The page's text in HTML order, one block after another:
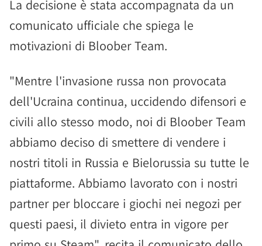
La decisione è stata accompagnata da un
comunicato ufficiale che spiega le
motivazioni di Bloober Team.
"Mentre l'invasione russa non provocata
dell'Ucraina continua, uccidendo difensori e
civili allo stesso modo, noi di Bloober Team
abbiamo deciso di smettere di vendere i
nostri titoli in Russia e Bielorussia su tutte le
piattaforme. Abbiamo lavorato con i nostri
partner per bloccare i giochi nei negozi per
questi paesi, il divieto entra in vigore per